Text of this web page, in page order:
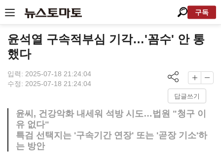
구독
윤석열 구속적부심 기각…'꼼수' 안 통
했다
입력: 2025-07-18 21:24:04
수정: 2025-07-18 21:24:04
답글쓰기
윤씨, 건강악화 내세워 석방 시도…법원 "청구 이
유 없다"
특검 선택지는 '구속기간 연장' 또는 '곧장 기소'하
는 방안